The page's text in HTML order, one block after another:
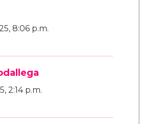
8:06 p.m.
2:14 p.m.